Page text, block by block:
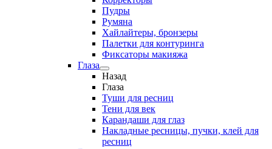
Пудры
Румяна
Хайлайтеры, бронзеры
Палетки для контуринга
Фиксаторы макияжа
Глаза
Назад
Глаза
Туши для ресниц
Тени для век
Карандаши для глаз
Накладные ресницы, пучки, клей для
ресниц